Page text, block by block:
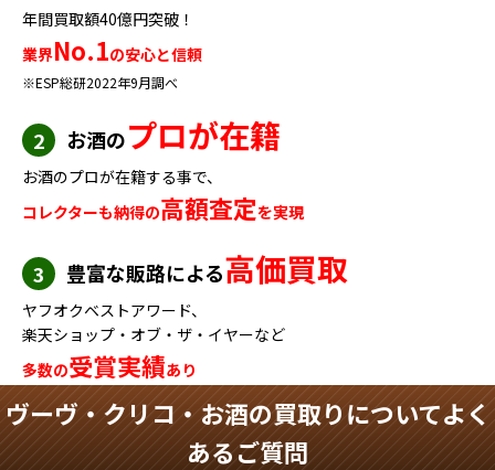
年間買取額40億円突破！
業界No.1の安心と信頼
※ESP総研2022年9月調べ
2 お酒のプロが在籍
お酒のプロが在籍する事で、
コレクターも納得の高額査定を実現
3 豊富な販路による高価買取
ヤフオクベストアワード、
楽天ショップ・オブ・ザ・イヤーなど
多数の受賞実績あり
ヴーヴ・クリコ・お酒の買取りについてよく
あるご質問